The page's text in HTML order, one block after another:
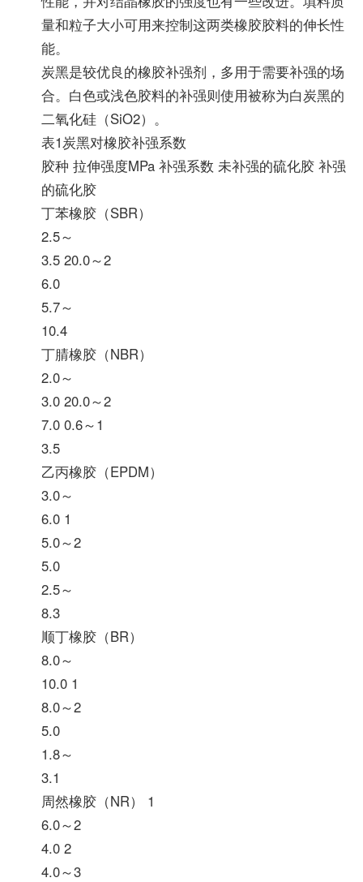
量和粒子大小可用来控制这两类橡胶胶料的伸长性
能。
炭黑是较优良的橡胶补强剂，多用于需要补强的场
合。白色或浅色胶料的补强则使用被称为白炭黑的
二氧化硅（SiO2）。
表1炭黑对橡胶补强系数
胶种 拉伸强度MPa 补强系数 未补强的硫化胶 补强
的硫化胶
丁苯橡胶（SBR）
2.5～
3.5 20.0～2
6.0
5.7～
10.4
丁腈橡胶（NBR）
2.0～
3.0 20.0～2
7.0 0.6～1
3.5
乙丙橡胶（EPDM）
3.0～
6.0 1
5.0～2
5.0
2.5～
8.3
顺丁橡胶（BR）
8.0～
10.0 1
8.0～2
5.0
1.8～
3.1
周然橡胶（NR） 1
6.0～2
4.0 2
4.0～3